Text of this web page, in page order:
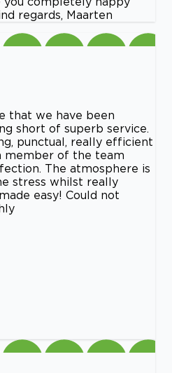
regards, Maarten
that we have been
short of superb service.
punctual, really efficient
member of the team
The atmosphere is
stress whilst really
easy! Could not